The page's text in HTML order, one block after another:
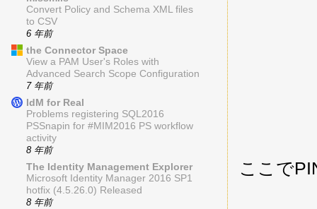
ここで
Convert Policy and Schema XML files
to CSV
6 年前
the Connector Space
View a PAM User's Roles with
Advanced Search Scope Configuration
7 年前
IdM for Real
Problems registering SQL2016
PSSnapin for #MIM2016 PS workflow
activity
8 年前
The Identity Management Explorer
Microsoft Identity Manager 2016 SP1
hotfix (4.5.26.0) Released
8 年前